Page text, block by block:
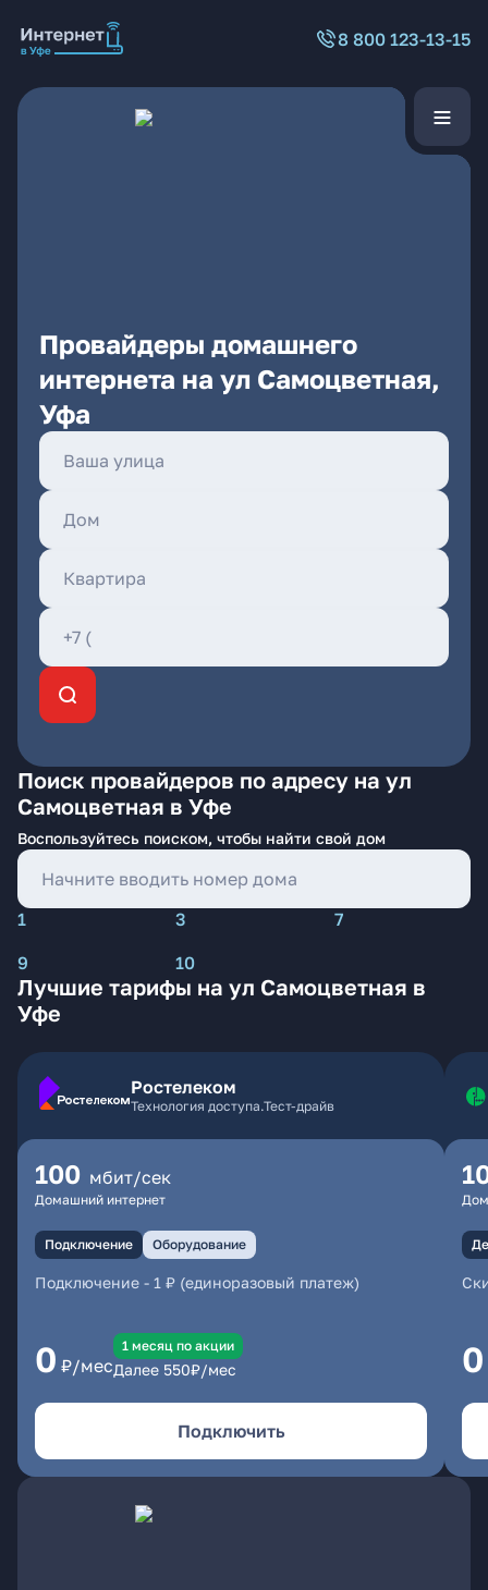
8 800 123-13-15
Провайдеры домашнего
интернета на ул Самоцветная,
Уфа
Поиск провайдеров по адресу на ул
Самоцветная в Уфе
Воспользуйтесь поиском, чтобы найти свой дом
1 3
7
9
10
Лучшие тарифы на ул Самоцветная в
Уфе
Ростелеком
Технология доступа.Тест-драйв
100 мбит/сек
Домашний интернет
Подключение Оборудование
Подключение - 1 ₽ (единоразовый платеж)
0 ₽/мес
1 месяц по акции
Далее 550₽/мес
Подключить
0